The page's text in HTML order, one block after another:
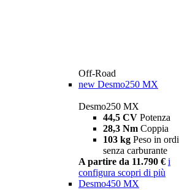
Off-Road
new Desmo250 MX
Desmo250 MX
44,5 CV Potenza
28,3 Nm Coppia
103 kg Peso in
senza carburante
A partire da 11.790 € i
configura scopri di più
Desmo450 MX